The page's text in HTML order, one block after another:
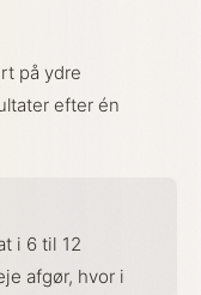
på ydre
efter én
i 6 til 12
afgør, hvor i